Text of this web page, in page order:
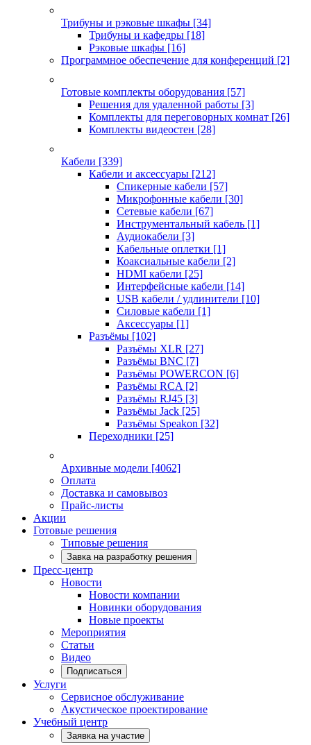
Трибуны и рэковые шкафы [34]
Трибуны и кафедры [18]
Рэковые шкафы [16]
Программное обеспечение для конференций [2]
Готовые комплекты оборудования [57]
Решения для удаленной работы [3]
Комплекты для переговорных комнат [26]
Комплекты видеостен [28]
Кабели [339]
Кабели и аксессуары [212]
Спикерные кабели [57]
Микрофонные кабели [30]
Сетевые кабели [67]
Инструментальный кабель [1]
Аудиокабели [3]
Кабельные оплетки [1]
Коаксиальные кабели [2]
HDMI кабели [25]
Интерфейсные кабели [14]
USB кабели / удлинители [10]
Силовые кабели [1]
Аксессуары [1]
Разъёмы [102]
Разъёмы XLR [27]
Разъёмы BNC [7]
Разъёмы POWERCON [6]
Разъёмы RCA [2]
Разъёмы RJ45 [3]
Разъёмы Jack [25]
Разъёмы Speakon [32]
Переходники [25]
Архивные модели [4062]
Оплата
Доставка и самовывоз
Прайс-листы
Акции
Готовые решения
Типовые решения
Завка на разработку решения
Пресс-центр
Новости
Новости компании
Новинки оборудования
Новые проекты
Мероприятия
Статьи
Видео
Подписаться
Услуги
Сервисное обслуживание
Акустическое проектирование
Учебный центр
Заявка на участие